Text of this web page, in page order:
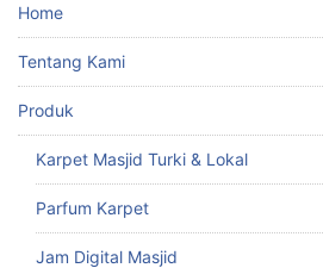
Home
Tentang Kami
Produk
Karpet Masjid Turki & Lokal
Parfum Karpet
Jam Digital Masjid